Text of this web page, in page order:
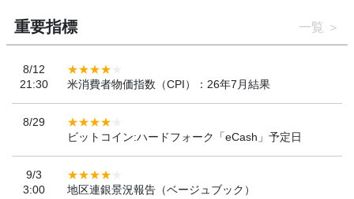
重要指標 一覧
8/12
21:30
米消費者物価指数（CPI）：26年7月結果
8/29
ビットコイン:ハードフォーク「eCash」予定日
9/3
3:00
地区連銀景況報告（ベージュブック）